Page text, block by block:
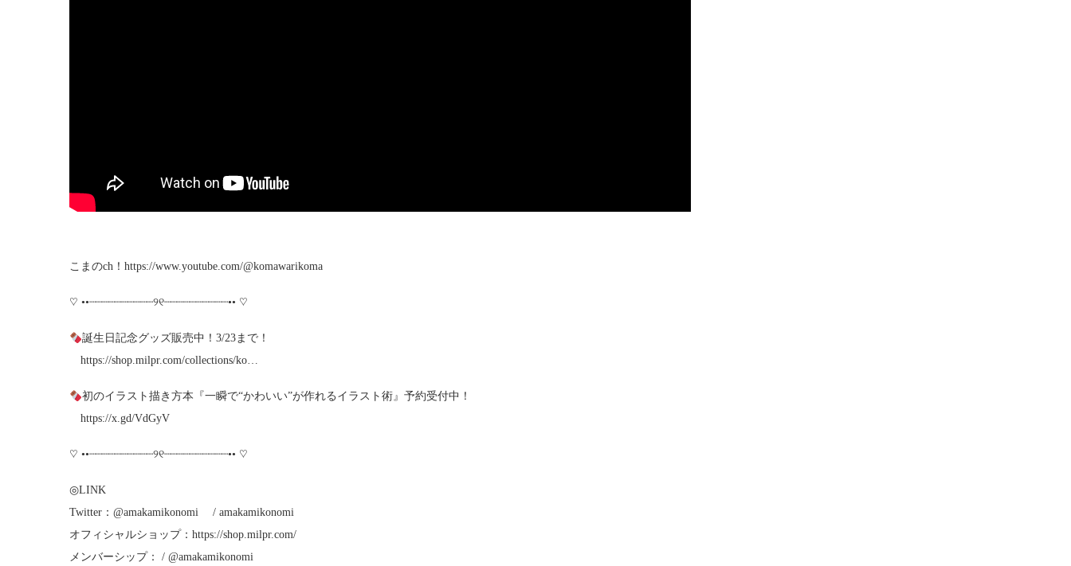
こまのch！https://www.youtube.com/@komawarikoma
♡ ••┈┈┈┈┈┈┈┈┈┈୨୧┈┈┈┈┈┈┈┈┈┈•• ♡
誕生日記念グッズ販売中！3/23まで！
https://shop.milpr.com/collections/ko…
初のイラスト描き方本『一瞬で“かわいい”が作れるイラスト術』予約受付中！
https://x.gd/VdGyV
♡ ••┈┈┈┈┈┈┈┈┈┈୨୧┈┈┈┈┈┈┈┈┈┈•• ♡
◎LINK
Twitter：@amakamikonomi / amakamikonomi
オフィシャルショップ：https://shop.milpr.com/
メンバーシップ： / @amakamikonomi